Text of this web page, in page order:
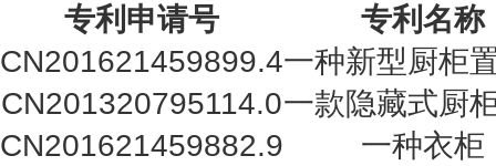
专利申请号
专利名称
CN201621459899.4一种新型厨柜
CN201320795114.0一款隐藏式厨
CN201621459882.9
一种衣柜